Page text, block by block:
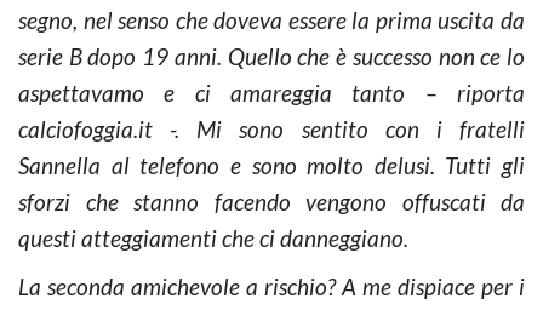
segno, nel senso che doveva essere la prima uscita da
serie B dopo 19 anni. Quello che è successo non ce lo
aspettavamo e ci amareggia tanto – riporta
calciofoggia.it -. Mi sono sentito con i fratelli
Sannella al telefono e sono molto delusi. Tutti gli
sforzi che stanno facendo vengono offuscati da
questi atteggiamenti che ci danneggiano.
La seconda amichevole a rischio? A me dispiace per i